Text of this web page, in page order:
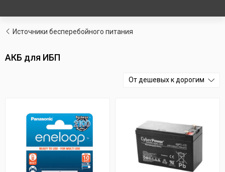
Источники бесперебойного питания
АКБ для ИБП
От дешевых к дорогим